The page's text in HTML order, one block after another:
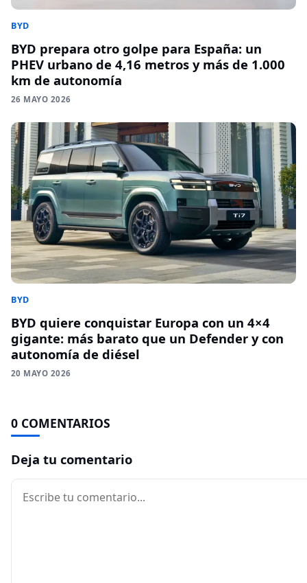
BYD
BYD prepara otro golpe para España: un
PHEV urbano de 4,16 metros y más de 1.000
km de autonomía
26 MAYO 2026
BYD
BYD quiere conquistar Europa con un 4×4
gigante: más barato que un Defender y con
autonomía de diésel
20 MAYO 2026
0 COMENTARIOS
Deja tu comentario
Comentario